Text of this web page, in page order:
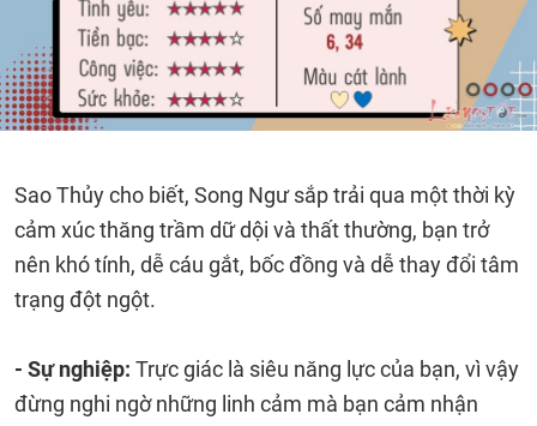
Sao Thủy cho biết, Song Ngư sắp trải qua một thời kỳ
cảm xúc thăng trầm dữ dội và thất thường, bạn trở
nên khó tính, dễ cáu gắt, bốc đồng và dễ thay đổi tâm
trạng đột ngột.
- Sự nghiệp: Trực giác là siêu năng lực của bạn, vì vậy
đừng nghi ngờ những linh cảm mà bạn cảm nhận